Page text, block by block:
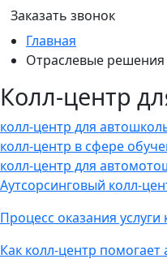
Заказать звонок
Главная
Отраслевые решения
Колл-центр
колл-центр для
колл-центр в сфере
колл-центр для
Аутсорсинговый колл-
Процесс оказания
Как колл-центр